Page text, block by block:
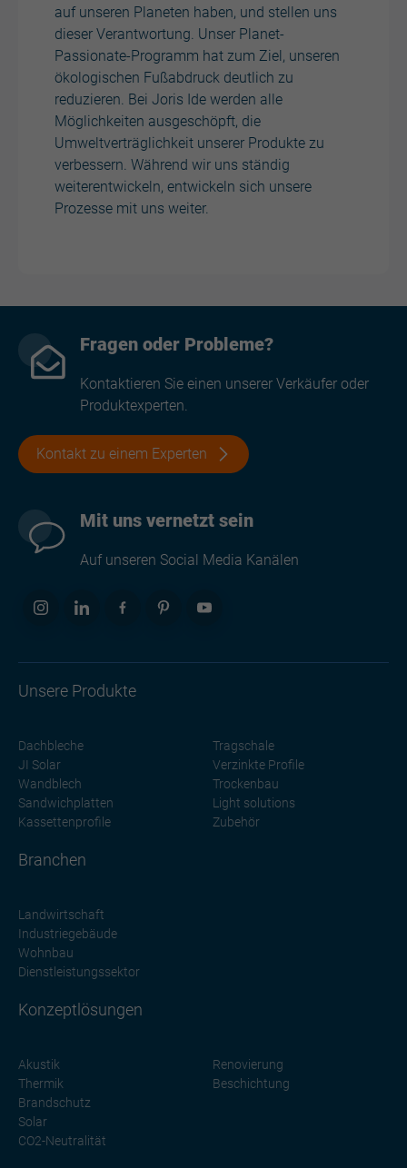
auf unseren Planeten haben, und stellen uns
dieser Verantwortung. Unser Planet-
Passionate-Programm hat zum Ziel, unseren
ökologischen Fußabdruck deutlich zu
reduzieren. Bei Joris Ide werden alle
Möglichkeiten ausgeschöpft, die
Umweltverträglichkeit unserer Produkte zu
verbessern. Während wir uns ständig
weiterentwickeln, entwickeln sich unsere
Prozesse mit uns weiter.
Fragen oder Probleme?
Kontaktieren Sie einen unserer Verkäufer oder
Produktexperten.
Kontakt zu einem Experten
Mit uns vernetzt sein
Auf unseren Social Media Kanälen
Unsere Produkte
Dachbleche
JI Solar
Wandblech
Sandwichplatten
Kassettenprofile
Tragschale
Verzinkte Profile
Trockenbau
Light solutions
Zubehör
Branchen
Landwirtschaft
Industriegebäude
Wohnbau
Dienstleistungssektor
Konzeptlösungen
Akustik
Thermik
Brandschutz
Solar
CO2-Neutralität
Renovierung
Beschichtung